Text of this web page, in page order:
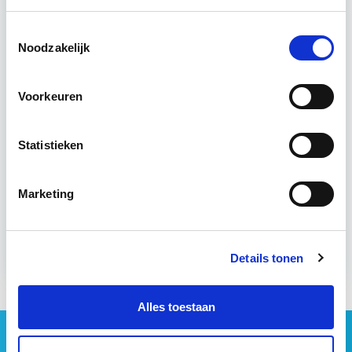
Noodzakelijk
Voorkeuren
Statistieken
Marketing
Details tonen
Alles toestaan
4 - 8 uur per week
Eerstvolgende startdatum
Meer informatie
Geen vastgoednieuws missen?